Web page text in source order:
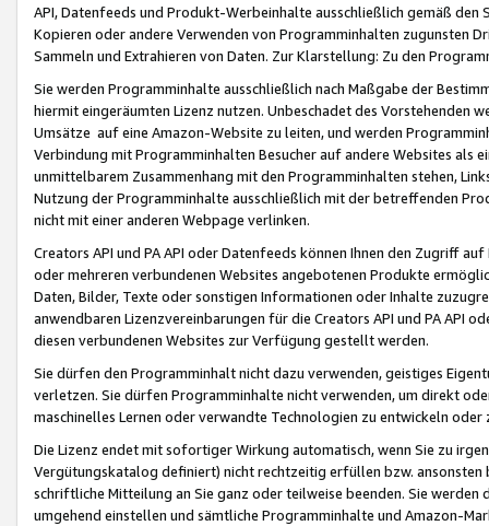
API, Datenfeeds und Produkt-Werbeinhalte ausschließlich gemäß
Kopieren oder andere Verwenden von Programminhalten zugunsten
Sammeln und Extrahieren von Daten. Zur Klarstellung: Zu den
Sie werden Programminhalte ausschließlich nach Maßgabe der
hiermit eingeräumten Lizenz nutzen. Unbeschadet des Vorstehenden
Umsätze auf eine Amazon-Website zu leiten, und werden
Verbindung mit Programminhalten Besucher auf andere Websites als
unmittelbarem Zusammenhang mit den Programminhalten stehen,
Nutzung der Programminhalte ausschließlich mit der betreffenden
nicht mit einer anderen Webpage verlinken.
Creators API und PA API oder Datenfeeds können Ihnen den Zugriff
oder mehreren verbundenen Websites angebotenen Produkte
Daten, Bilder, Texte oder sonstigen Informationen oder Inhalte
anwendbaren Lizenzvereinbarungen für die Creators API und PA API
diesen verbundenen Websites zur Verfügung gestellt werden.
Sie dürfen den Programminhalt nicht dazu verwenden, geistiges
verletzen. Sie dürfen Programminhalte nicht verwenden, um direkt
maschinelles Lernen oder verwandte Technologien zu entwickeln
Die Lizenz endet mit sofortiger Wirkung automatisch, wenn Sie zu
Vergütungskatalog definiert) nicht rechtzeitig erfüllen bzw. ansonsten
schriftliche Mitteilung an Sie ganz oder teilweise beenden. Sie werden
umgehend einstellen und sämtliche Programminhalte und Amazon-